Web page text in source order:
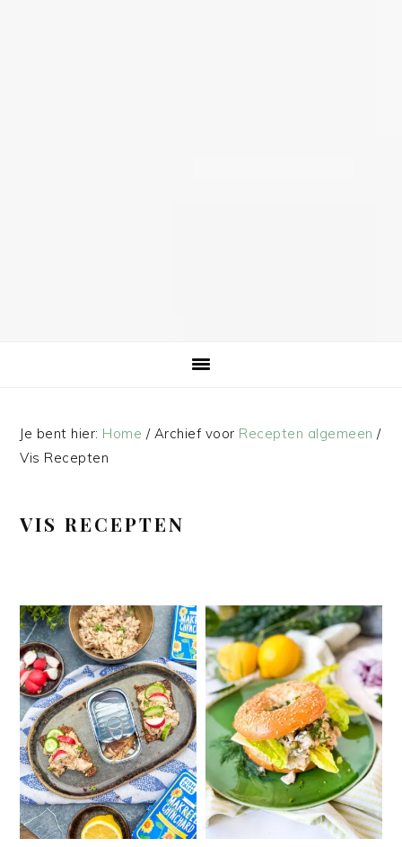
Je bent hier: Home /Archief voor Recepten algemeen /
Vis Recepten
VIS RECEPTEN